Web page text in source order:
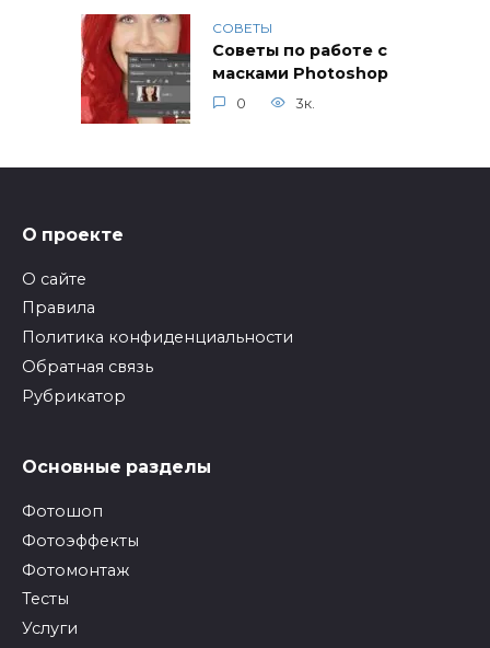
СОВЕТЫ
Советы по работе с
масками Photoshop
0 3к.
О проекте
О сайте
Правила
Политика конфиденциальности
Обратная связь
Рубрикатор
Основные разделы
Фотошоп
Фотоэффекты
Фотомонтаж
Тесты
Услуги